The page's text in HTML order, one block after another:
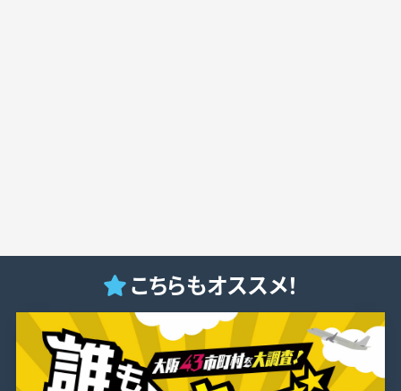
こちらもオススメ！